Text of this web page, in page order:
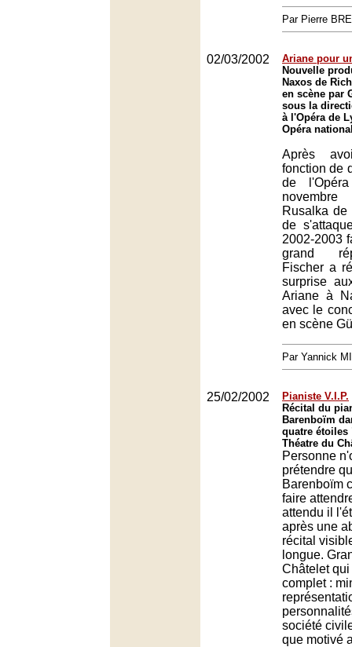
Par Pierre
02/03/2002
Ariane pour
Nouvelle
Naxos de
en scène par
sous la
à l'Opéra de
Opéra
Après
fonction de
de
Rusalka de
de
2002-2003
grand
Fischer a
surprise
Ariane à
avec le
en scène
Par Yannick
25/02/2002
Pianiste V.I.P.
Récital du
Barenboïm
quatre étoiles
Théatre du
Personne
prétendre
Barenboïm
faire
attendu il
après une
récital
longue.
Châtelet
complet :
société
que motivé